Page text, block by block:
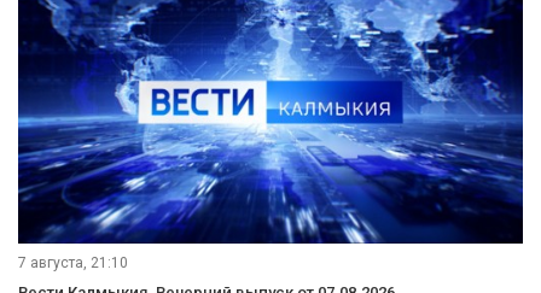
7 августа, 21:10